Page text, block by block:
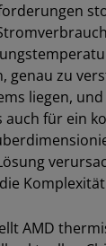
genau zu
liegen,
auch für ein
AMD